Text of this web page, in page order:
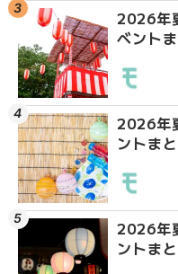
2026年
ベント
2026年
ントま
2026年
ントま